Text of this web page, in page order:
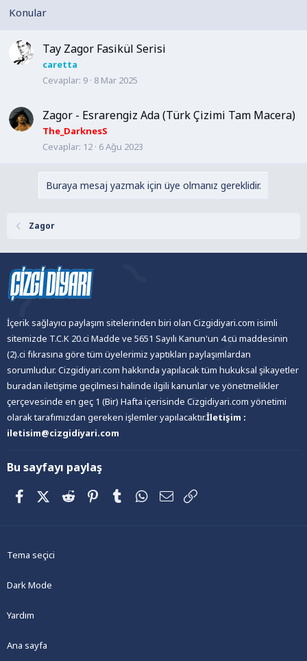
Tay Zagor Fasikül Serisi
caretta
Cevaplar 9 8 Mar 2025
Zagor - Esrarengiz Ada (Türk Çizimi Tam Macera)
The_DarknesS
Cevaplar 12 6 Ağu 2023
Buraya mesaj yazmak için üye olmanız gereklidir.
Zagor
İçerik sağlayıcı paylaşım sitelerinden biri olan Cizgidiyari.com isimli
sitemizde T.C.K 20.ci Madde ve 5651 Sayılı Kanun'un 4.cü maddesinin
(2).ci fıkrasına göre tüm üyelerimiz yaptıkları paylaşımlardan
sorumludur. Cizgidiyari.com hakkında yapılacak tüm hukuksal şikayetler
buradan iletişime geçilmesi halinde ilgili kanunlar ve yönetmelikler
çerçevesinde en geç 1 (Bir) Hafta içerisinde Cizgidiyari.com yönetimi
olarak tarafımızdan gereken işlemler yapılacaktır.İletişim :
iletisim@cizgidiyari.com
Bu sayfayı paylaş
FacebookX (Twitter)
Reddit PinterestTumblrWhatsApp
E-posta
Tema seçici
Dark Mode
Yardım
Ana sayfa